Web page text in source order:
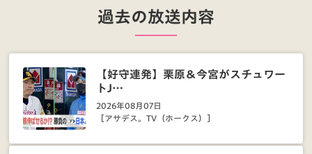
過去の放送内容
【好守連発】栗原＆今宮がスチュワー
トJ…
2026年08月07日
［アサデス。TV（ホークス）］